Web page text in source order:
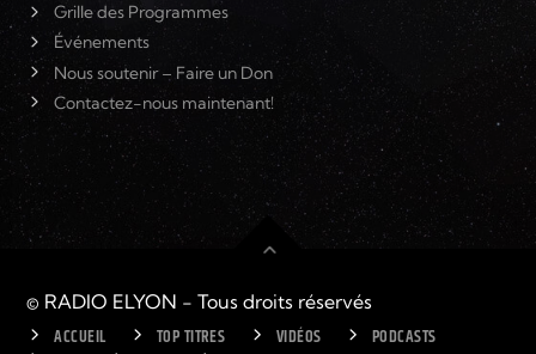
Grille des Programmes
Événements
Nous soutenir – Faire un Don
Contactez-nous maintenant!
© RADIO ELYON - Tous droits réservés
ACCUEIL TOP TITRES VIDÉOS
PODCASTS